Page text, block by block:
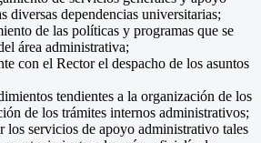
diversas dependencias universitarias;
de las políticas y programas que se
área administrativa;
con el Rector el despacho de los asuntos
tendientes a la organización de los
de los trámites internos administrativos;
servicios de apoyo administrativo tales